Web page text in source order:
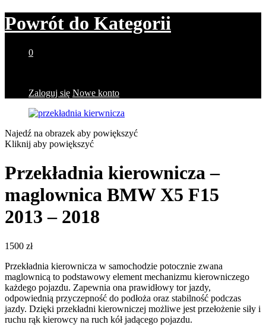
Powrót do Kategorii
0
Zaloguj się Nowe konto
Najedź na obrazek aby powiększyć
Kliknij aby powiększyć
Przekładnia kierownicza –
maglownica BMW X5 F15
2013 – 2018
1500 zł
Przekładnia kierownicza w samochodzie potocznie zwana
maglownicą to podstawowy element mechanizmu kierowniczego
każdego pojazdu. Zapewnia ona prawidłowy tor jazdy,
odpowiednią przyczepność do podłoża oraz stabilność podczas
jazdy. Dzięki przekładni kierowniczej możliwe jest przełożenie siły i
ruchu rąk kierowcy na ruch kół jadącego pojazdu.